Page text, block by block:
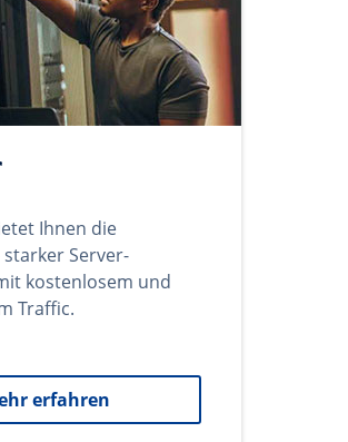
Ihnen die
Server-
kostenlosem und
Traffic.
erfahren